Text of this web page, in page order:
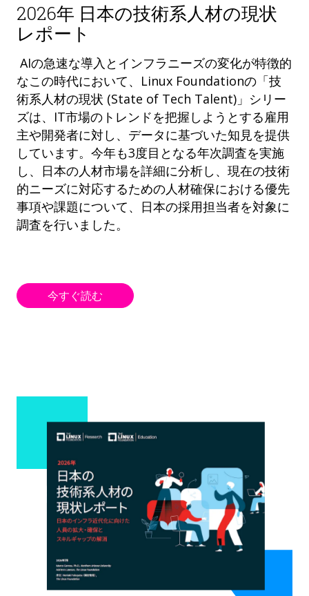
2026年 日本の技術系人材の現状
レポート
AIの急速な導入とインフラニーズの変化が特徴的
なこの時代において、Linux Foundationの「技
術系人材の現状 (State of Tech Talent)」シリー
ズは、IT市場のトレンドを把握しようとする雇用
主や開発者に対し、データに基づいた知見を提供
しています。今年も3度目となる年次調査を実施
し、日本の人材市場を詳細に分析し、現在の技術
的ニーズに対応するための人材確保における優先
事項や課題について、日本の採用担当者を対象に
調査を行いました。
今すぐ読む